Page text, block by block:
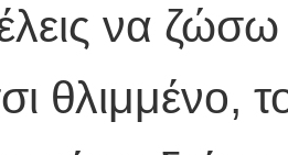
να
θλιμμένο,